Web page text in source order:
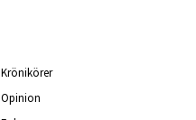
Krönikörer
Opinion